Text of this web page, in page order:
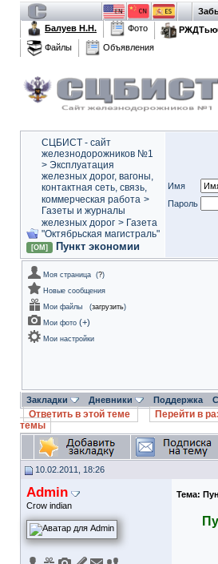
Балуев Н.Н.
Фото
Файлы
Объявления
СЦБИСТ - сайт
железнодорожников №1
> Эксплуатация
железных дорог, вагоны,
контактная сеть, связь,
коммерческая работа >
Газеты и журналы
железных дорог > Газета
"Октябрьская магистраль"
[ОМ] Пункт экономии
Имя
Пароль
Моя страница (?)
Новые сообщения
Мои файлы
(загрузить)
Мои фото (+)
Мои настройки
Закладки Дневники Поддержка
Ответить в этой теме
Перейти в
темы
10.02.2011, 18:26
Admin
Crow indian
Тема: